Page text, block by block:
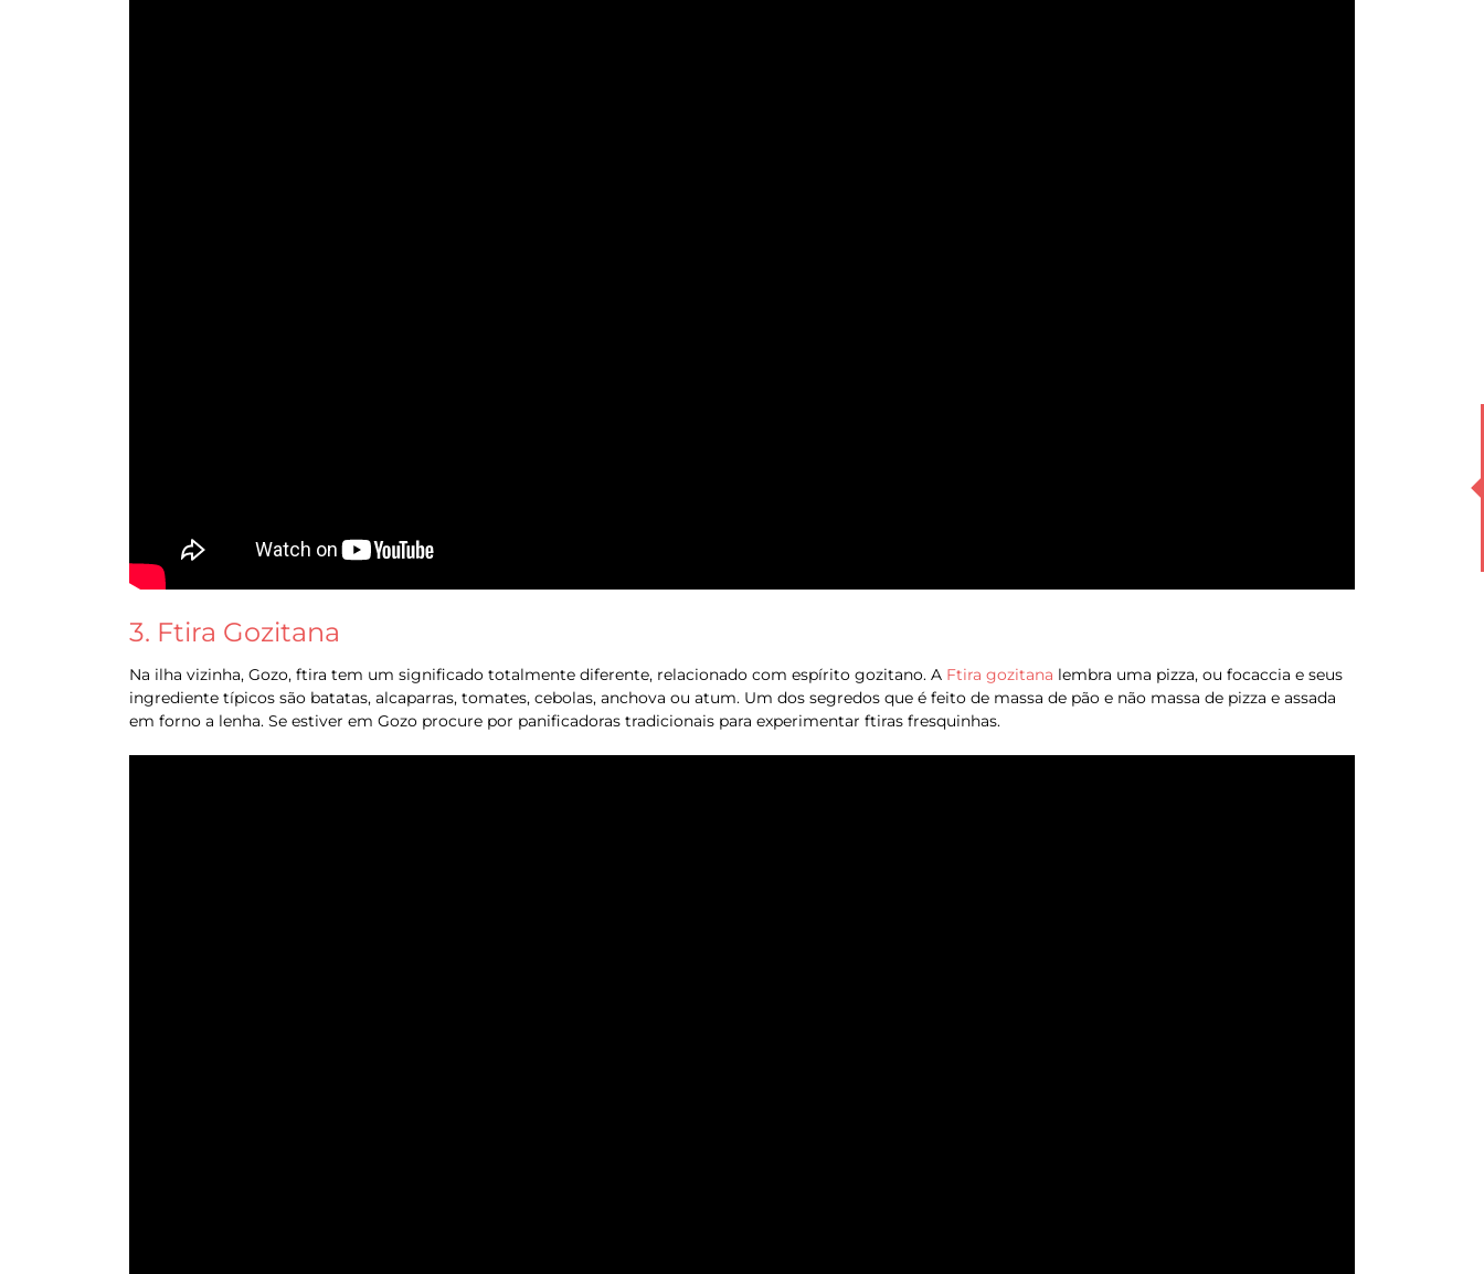
3. Ftira Gozitana
Na ilha vizinha, Gozo, ftira tem um significado totalmente diferente, relacionado com espírito gozitano. A Ftira gozitana lembra uma pizza, ou focaccia e seus
ingrediente típicos são batatas, alcaparras, tomates, cebolas, anchova ou atum. Um dos segredos que é feito de massa de pão e não massa de pizza e assada
em forno a lenha. Se estiver em Gozo procure por panificadoras tradicionais para experimentar ftiras fresquinhas.